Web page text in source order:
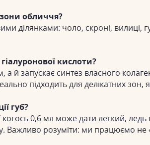
зони обличчя?
ділянками: чоло, скроні, вилиці,
кислоти?
а й запускає синтез власного
підходить для делікатних зон,
губ?
0,6 мл може дати легкий,
розуміти: ми працюємо не